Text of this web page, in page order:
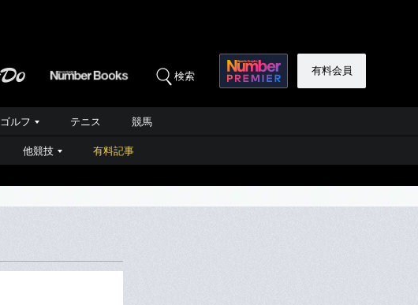
検索 有料会員
ゴルフ テニス 競馬
他競技 有料記事